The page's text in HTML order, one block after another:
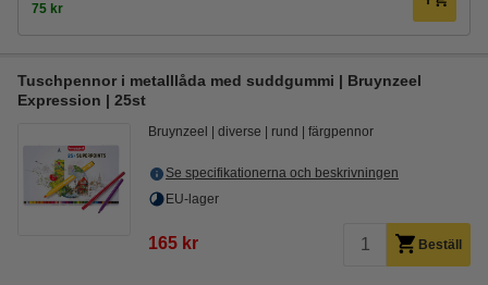
75 kr
Tuschpennor i metalllåda med suddgummi | Bruynzeel
Expression | 25st
Bruynzeel diverse rund färgpennor
Se specifikationerna och beskrivningen
EU-lager
165 kr Beställ